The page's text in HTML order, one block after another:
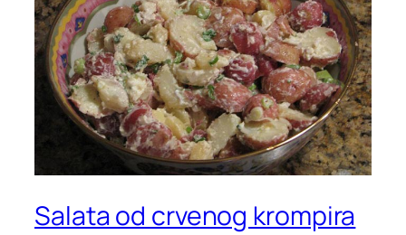
Salata od crvenog krompira